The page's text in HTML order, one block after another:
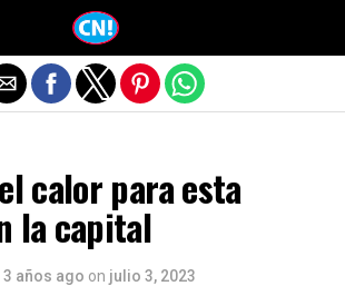
calor para esta
la capital
3 años ago on julio 3, 2023
Salir de la versión móvil